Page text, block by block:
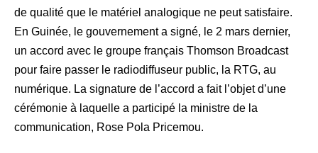
de qualité que le matériel analogique ne peut satisfaire.
En Guinée, le gouvernement a signé, le 2 mars dernier,
un accord avec le groupe français Thomson Broadcast
pour faire passer le radiodiffuseur public, la RTG, au
numérique. La signature de l’accord a fait l’objet d’une
cérémonie à laquelle a participé la ministre de la
communication, Rose Pola Pricemou.